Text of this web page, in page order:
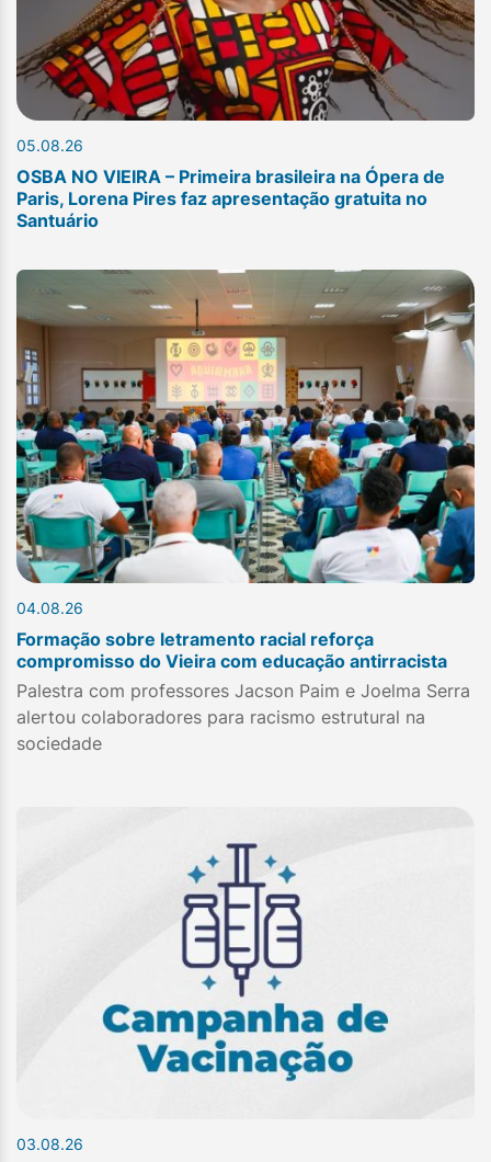
05.08.26
OSBA NO VIEIRA – Primeira brasileira na Ópera de
Paris, Lorena Pires faz apresentação gratuita no
Santuário
04.08.26
Formação sobre letramento racial reforça
compromisso do Vieira com educação antirracista
Palestra com professores Jacson Paim e Joelma Serra
alertou colaboradores para racismo estrutural na
sociedade
03.08.26